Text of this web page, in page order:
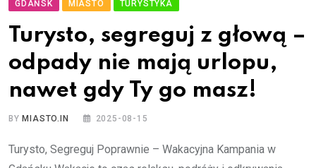
GDAŃSK MIASTO TURYSTYKA
Turysto, segreguj z głową –
odpady nie mają urlopu,
nawet gdy Ty go masz!
BY MIASTO.IN 2025-08-15
Turysto, Segreguj Poprawnie – Wakacyjna Kampania w